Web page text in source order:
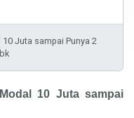
Juta sampai Punya 2
10 Juta sampai